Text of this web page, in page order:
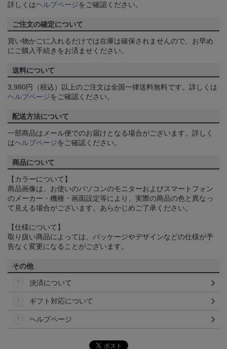
詳しくはヘルプページをご確認ください。
ご注文の確定について
買い物かごに入れるだけでは在庫は確保されませんので、お早め
にご購入手続きをお済ませください。
送料について
3,980円（税込）以上のご注文は全国一律送料無料です。詳しくは
ヘルプページをご確認ください。
配送方法について
一部商品はメール便でのお届けとなる場合がございます。詳しく
はヘルプページをご確認ください。
商品について
【カラーについて】
商品画像は、お使いのパソコンのモニターおよびスマートフォン
のメーカー・機種・画面設定等により、実際の商品の色と異なっ
て見える場合がございます。あらかじめご了承ください。
【仕様について】
取り扱い商品によっては、パッケージやデザインなどの仕様が予
告なく変更になることがございます。
その他
決済について
ギフト対応について
ヘルプページ